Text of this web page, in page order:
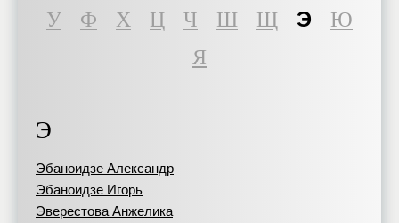
У
Ф Х Ц Ч Ш Щ Э
Ю
Я
Э
Эбаноидзе Александр
Эбаноидзе Игорь
Эверестова Анжелика